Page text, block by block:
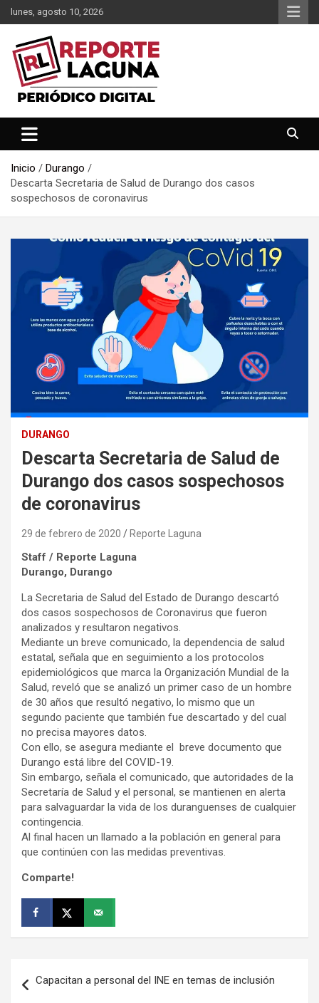
Saltar
al
contenido
lunes, agosto 10, 2026
Reporte Laguna
Inicio
Durango
Descarta Secretaria de Salud de Durango dos casos
sospechosos de coronavirus
DURANGO
Descarta Secretaria de Salud de
Durango dos casos sospechosos
de coronavirus
29 de febrero de 2020 Reporte Laguna
Staff / Reporte Laguna
Durango, Durango
La Secretaria de Salud del Estado de Durango descartó
dos casos sospechosos de Coronavirus que fueron
analizados y resultaron negativos.
Mediante un breve comunicado, la dependencia de salud
estatal, señala que en seguimiento a los protocolos
epidemiológicos que marca la Organización Mundial de la
Salud, reveló que se analizó un primer caso de un hombre
de 30 años que resultó negativo, lo mismo que un
segundo paciente que también fue descartado y del cual
no precisa mayores datos.
Con ello, se asegura mediante el breve documento que
Durango está libre del COVID-19.
Sin embargo, señala el comunicado, que autoridades de la
Secretaría de Salud y el personal, se mantienen en alerta
para salvaguardar la vida de los duranguenses de cualquier
contingencia.
Al final hacen un llamado a la población en general para
que continúen con las medidas preventivas.
Comparte!
de
Capacitan a personal del INE en temas de inclusión